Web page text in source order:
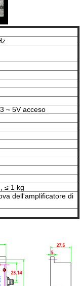
~ 5V acceso
≤ 1 kg
dell'amplificatore di